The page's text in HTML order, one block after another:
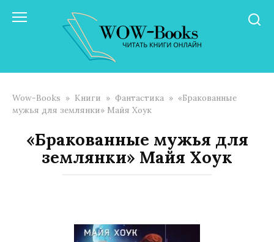
Wow-Books » Книги » Фантастика » «Бракованные
мужья для землянки» Майя Хоук
«Бракованные мужья для
землянки» Майя Хоук